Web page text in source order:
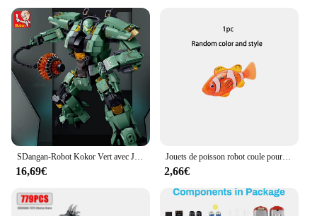
16,69€
Jouets de poisson robot coule pour chat et chien, activé la natation dans l'eau avec lumière LED, jouet de bain en plastique, cadeau
2,66€